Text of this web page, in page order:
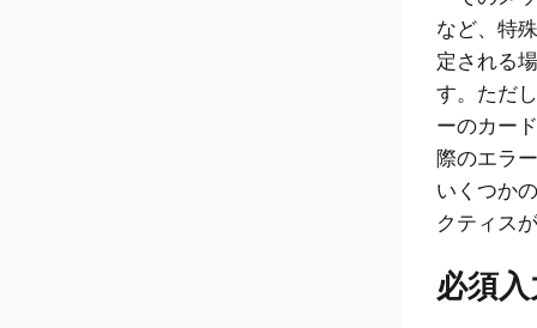
など、特
定される
す。ただ
ーのカー
際のエラ
いくつか
クティス
必須